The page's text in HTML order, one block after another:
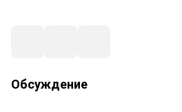
Обсуждение